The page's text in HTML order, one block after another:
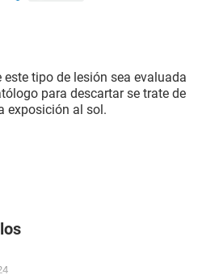
tipo de lesión sea evaluada
para descartar se trate de
exposición al sol.